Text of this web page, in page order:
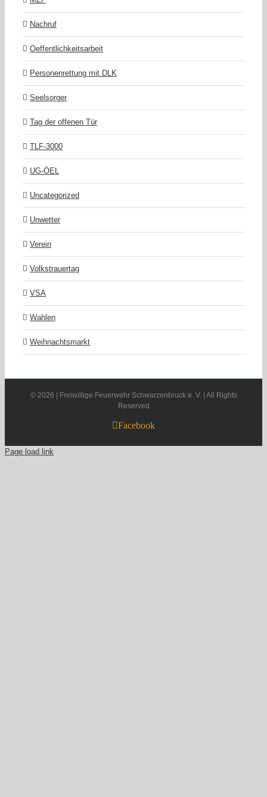
Nachruf
Oeffentlichkeitsarbeit
Personenrettung mit DLK
Seelsorger
Tag der offenen Tür
TLF-3000
UG-ÖEL
Uncategorized
Unwetter
Verein
Volkstrauertag
VSA
Wahlen
Weihnachtsmarkt
© 2026 | Freiwillige Feuerwehr Schwarzenbruck e. V. | All Rights
Reserved
Facebook
Page load link